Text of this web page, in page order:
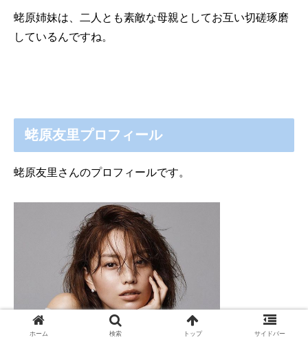
蛯原姉妹は、二人とも素敵な母親としてお互い切磋琢磨
しているんですね。
蛯原友里プロフィール
蛯原友里さんのプロフィールです。
ホーム 検索 トップ サイドバー